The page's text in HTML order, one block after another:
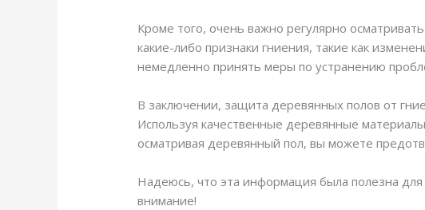
Кроме того, очень важно регулярно
какие-либо признаки гниения, такие как
немедленно принять меры по устранению
В заключении, защита деревянных полов от
Используя качественные деревянные
осматривая деревянный пол, вы можете
Надеюсь, что эта информация была полезна для
внимание!